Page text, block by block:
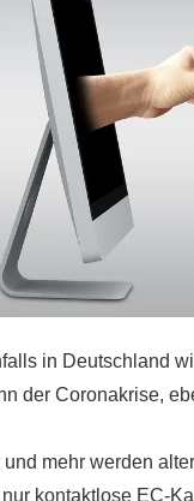
in Deutschland
der Coronakrise,
und mehr werden
kontaktlose EC-